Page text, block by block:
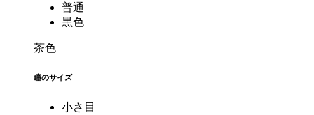
普通
黒色
茶色
瞳のサイズ
小さ目